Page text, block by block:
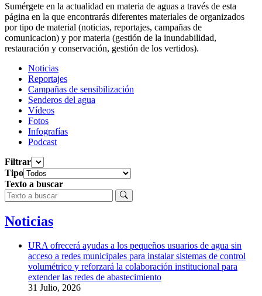
Sumérgete en la actualidad en materia de aguas a través de esta
página en la que encontrarás diferentes materiales de organizados
por tipo de material (noticias, reportajes, campañas de
comunicacion) y por materia (gestión de la inundabilidad,
restauración y conservación, gestión de los vertidos).
Noticias
Reportajes
Campañas de sensibilización
Senderos del agua
Vídeos
Fotos
Infografías
Podcast
Filtrar
Tipo
Texto a buscar
Noticias
URA ofrecerá ayudas a los pequeños usuarios de agua sin
acceso a redes municipales para instalar sistemas de control
volumétrico y reforzará la colaboración institucional para
extender las redes de abastecimiento
31 Julio, 2026